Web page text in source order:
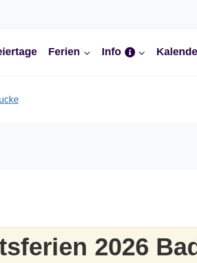
Ferien Info
2026